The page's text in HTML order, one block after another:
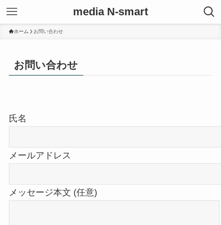
media N-smart
ホーム お問い合わせ
お問い合わせ
氏名
メールアドレス
メッセージ本文 (任意)